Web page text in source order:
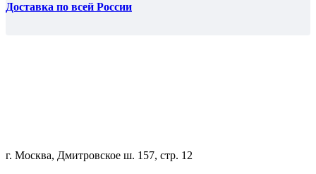
Доставка по всей России
г. Москва, Дмитровское ш. 157, стр. 12